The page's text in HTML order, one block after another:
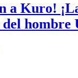
a Kuro!
hombre